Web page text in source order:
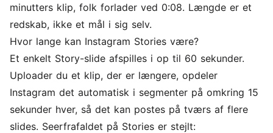
minutters klip, folk forlader ved 0:08. Længde er et
redskab, ikke et mål i sig selv.
Hvor lange kan Instagram Stories være?
Et enkelt Story-slide afspilles i op til 60 sekunder.
Uploader du et klip, der er længere, opdeler
Instagram det automatisk i segmenter på omkring 15
sekunder hver, så det kan postes på tværs af flere
slides. Seerfrafaldet på Stories er stejlt: